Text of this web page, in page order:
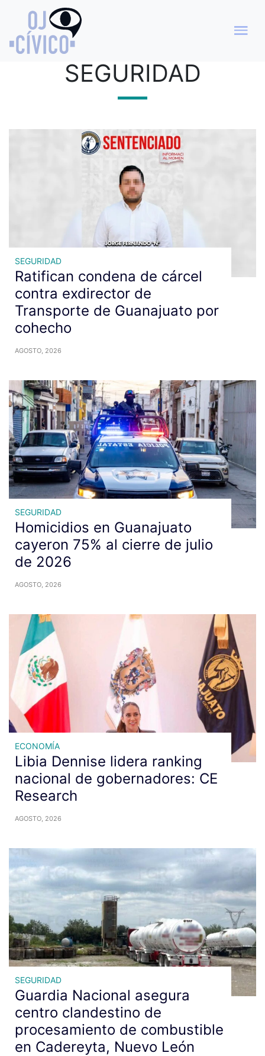
CATEGORÍA
SEGURIDAD
SEGURIDAD
Ratifican condena de cárcel
contra exdirector de
Transporte de Guanajuato por
cohecho
AGOSTO, 2026
SEGURIDAD
Homicidios en Guanajuato
cayeron 75% al cierre de julio
de 2026
AGOSTO, 2026
ECONOMÍA
Libia Dennise lidera ranking
nacional de gobernadores: CE
Research
AGOSTO, 2026
SEGURIDAD
Guardia Nacional asegura
centro clandestino de
procesamiento de combustible
en Cadereyta, Nuevo León